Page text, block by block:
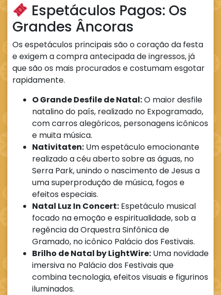
Espetáculos Pagos: Os
Grandes Âncoras
Os espetáculos principais são o coração da festa
e exigem a compra antecipada de ingressos, já
que são os mais procurados e costumam esgotar
rapidamente.
O Grande Desfile de Natal:O maior desfile
natalino do país, realizado no Expogramado,
com carros alegóricos, personagens icônicos
e muita música.
Nativitaten: Um espetáculo emocionante
realizado a céu aberto sobre as águas, no
Serra Park, unindo o nascimento de Jesus a
uma superprodução de música, fogos e
efeitos especiais.
Natal Luz In Concert: Espetáculo musical
focado na emoção e espiritualidade, sob a
regência da Orquestra Sinfônica de
Gramado, no icônico Palácio dos Festivais.
Brilho de Natal by LightWire: Uma novidade
imersiva no Palácio dos Festivais que
combina tecnologia, efeitos visuais e figurinos
iluminados.